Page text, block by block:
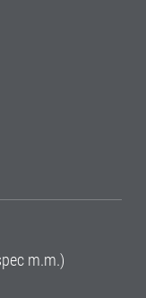
m.m.)